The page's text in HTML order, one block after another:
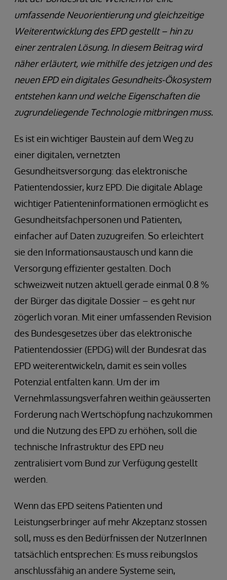
umfassende Neuorientierung und gleichzeitige
Weiterentwicklung des EPD gestellt – hin zu
einer zentralen Lösung. In diesem Beitrag wird
näher erläutert, wie mithilfe des jetzigen und des
neuen EPD ein digitales Gesundheits-Ökosystem
entstehen kann und welche Eigenschaften die
zugrundeliegende Technologie mitbringen muss.
Es ist ein wichtiger Baustein auf dem Weg zu
einer digitalen, vernetzten
Gesundheitsversorgung: das elektronische
Patientendossier, kurz EPD. Die digitale Ablage
wichtiger Patienteninformationen ermöglicht es
Gesundheitsfachpersonen und Patienten,
einfacher auf Daten zuzugreifen. So erleichtert
sie den Informationsaustausch und kann die
Versorgung effizienter gestalten. Doch
schweizweit nutzen aktuell gerade einmal 0.8 %
der Bürger das digitale Dossier – es geht nur
zögerlich voran. Mit einer umfassenden Revision
des Bundesgesetzes über das elektronische
Patientendossier (EPDG) will der Bundesrat das
EPD weiterentwickeln, damit es sein volles
Potenzial entfalten kann. Um der im
Vernehmlassungsverfahren weithin geäusserten
Forderung nach Wertschöpfung nachzukommen
und die Nutzung des EPD zu erhöhen, soll die
technische Infrastruktur des EPD neu
zentralisiert vom Bund zur Verfügung gestellt
werden.
Wenn das EPD seitens Patienten und
Leistungserbringer auf mehr Akzeptanz stossen
soll, muss es den Bedürfnissen der NutzerInnen
tatsächlich entsprechen: Es muss reibungslos
anschlussfähig an andere Systeme sein,